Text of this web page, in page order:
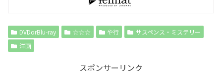
DVDorBlu-ray ☆☆☆ や行
サスペンス・ミステリー
洋画
スポンサーリンク